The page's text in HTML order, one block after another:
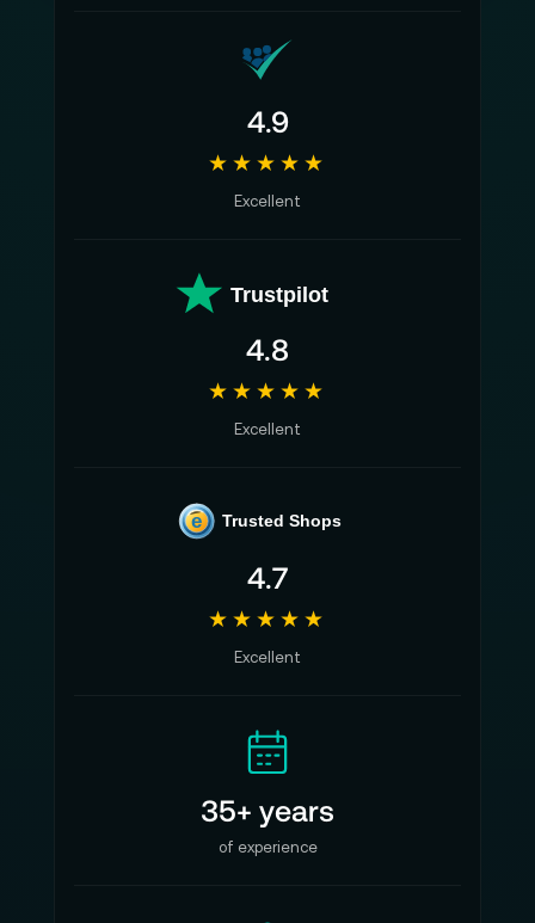
4.9
★★★★★
Excellent
Trustpilot
4.8
★★★★★
Excellent
e Trusted Shops
4.7
★★★★★
Excellent
35+ years
of experience